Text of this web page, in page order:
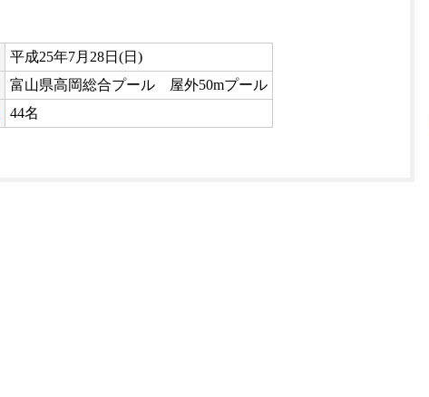
平成25年7月28日(日)
富山県高岡総合プール 屋外50mプール
44名